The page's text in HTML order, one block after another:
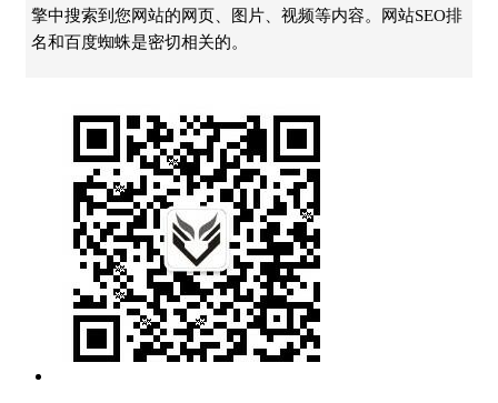
擎中搜索到您网站的网页、图片、视频等内容。网站SEO排
名和百度蜘蛛是密切相关的。